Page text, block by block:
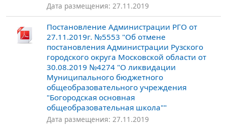
Дата размещения: 27.11.2019
Постановление Администрации РГО от
27.11.2019г. №5553 "Об отмене
постановления Администрации Рузского
городского округа Московской области от
30.08.2019 №4274 "О ликвидации
Муниципального бюджетного
общеобразовательного учреждения
"Богородская основная
общеобразовательная школа""
Дата размещения: 27.11.2019